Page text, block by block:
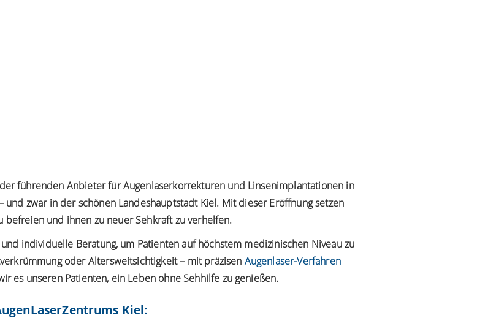
führenden Anbieter für Augenlaserkorrekturen und Linsenimplantationen in
zwar in der schönen Landeshauptstadt Kiel. Mit dieser Eröffnung setzen
und ihnen zu neuer Sehkraft zu verhelfen.
individuelle Beratung, um Patienten auf höchstem medizinischen Niveau zu
oder Altersweitsichtigkeit – mit präzisen Augenlaser-Verfahren
es unseren Patienten, ein Leben ohne Sehhilfe zu genießen.
Kiel: